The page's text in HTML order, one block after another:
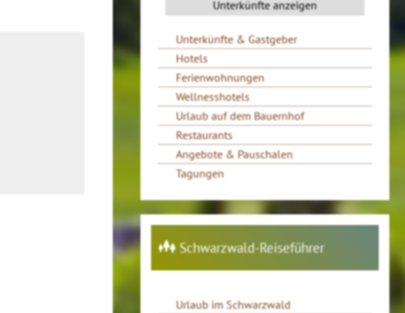
Unterkünfte & Gastgeber
Hotels
Ferienwohnungen
Wellnesshotels
Urlaub auf dem Bauernhof
Restaurants
Angebote & Pauschalen
Tagungen
Schwarzwald-Reiseführer
Urlaub im Schwarzwald